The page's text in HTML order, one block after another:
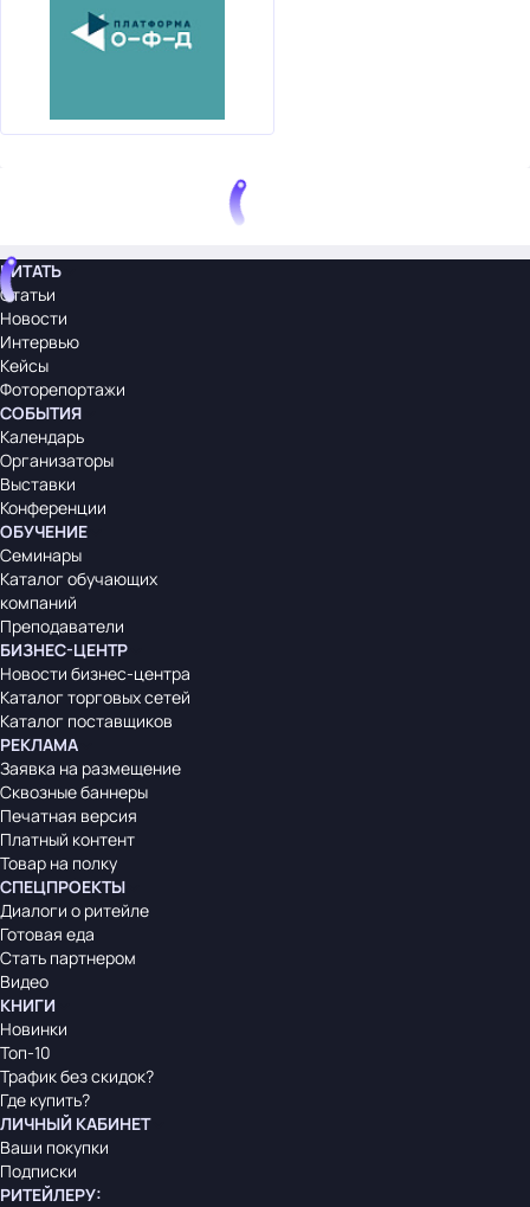
ЧИТАТЬ
Статьи
Новости
Интервью
Кейсы
Фоторепортажи
СОБЫТИЯ
Календарь
Организаторы
Выставки
Конференции
ОБУЧЕНИЕ
Семинары
Каталог обучающих
компаний
Преподаватели
БИЗНЕС-ЦЕНТР
Новости бизнес-центра
Каталог торговых сетей
Каталог поставщиков
РЕКЛАМА
Заявка на размещение
Сквозные баннеры
Печатная версия
Платный контент
Товар на полку
СПЕЦПРОЕКТЫ
Диалоги о ритейле
Готовая еда
Стать партнером
Видео
КНИГИ
Новинки
Топ-10
Трафик без скидок?
Где купить?
ЛИЧНЫЙ КАБИНЕТ
Ваши покупки
Подписки
РИТЕЙЛЕРУ: